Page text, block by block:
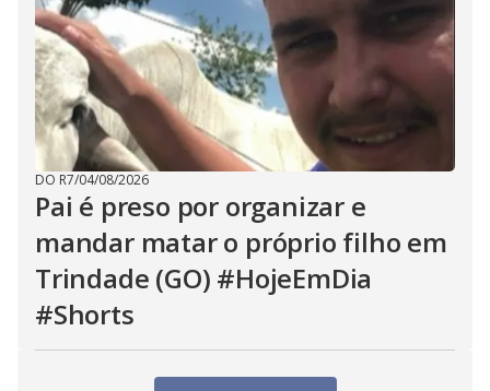
DO R7/04/08/2026
Pai é preso por organizar e
mandar matar o próprio filho em
Trindade (GO) #HojeEmDia
#Shorts